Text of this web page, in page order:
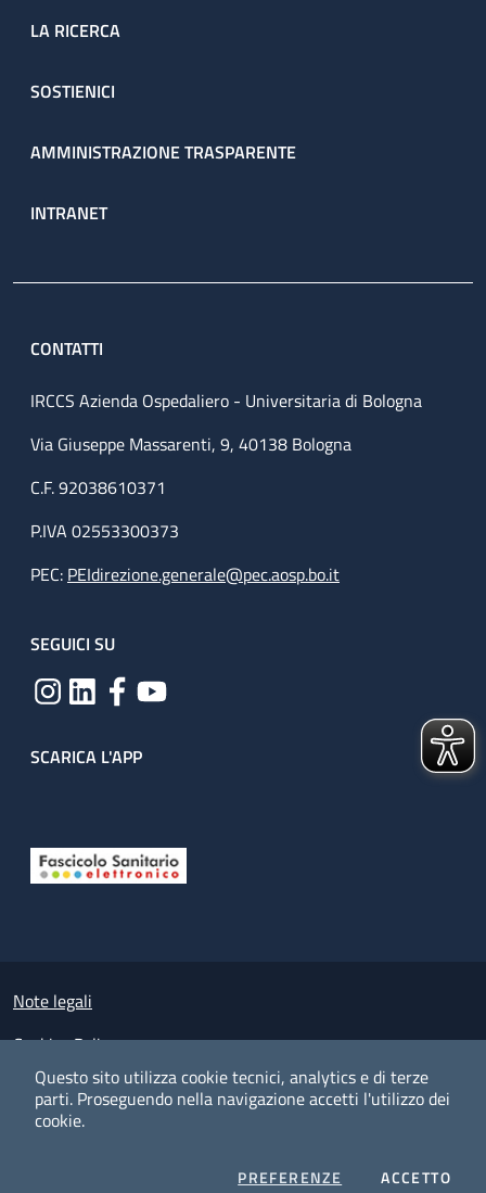
Questo sito utilizza cookie tecnici, analytics e di terze
parti. Proseguendo nella navigazione accetti l'utilizzo dei
cookie.
PREFERENZE COOKIESACCETTOI
LA RICERCA
SOSTIENICI
AMMINISTRAZIONE TRASPARENTE
INTRANET
CONTATTI
IRCCS Azienda Ospedaliero - Universitaria di Bologna
Via Giuseppe Massarenti, 9, 40138 Bologna
C.F. 92038610371
P.IVA 02553300373
PEC: PEIdirezione.generale@pec.aosp.bo.it
SEGUICI SU
SCARICA L'APP
Small prints
Note legali
Cookies Policy
Policy privacy e protezione del dato personale
Albo pretorio on-line